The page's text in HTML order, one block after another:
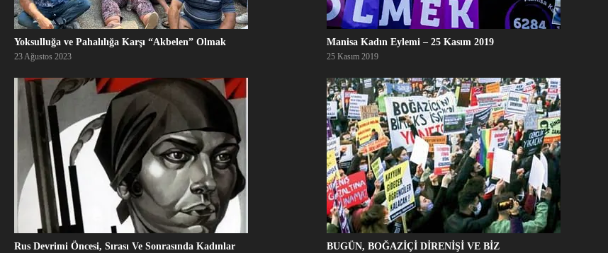
Yoksulluğa ve Pahalılığa Karşı “Akbelen” Olmak
23 Ağustos 2023
Manisa Kadın Eylemi – 25 Kasım 2019
25 Kasım 2019
Rus Devrimi Öncesi, Sırası Ve Sonrasında Kadınlar BUGÜN, BOĞAZİÇİ DİRENİŞİ VE BİZ